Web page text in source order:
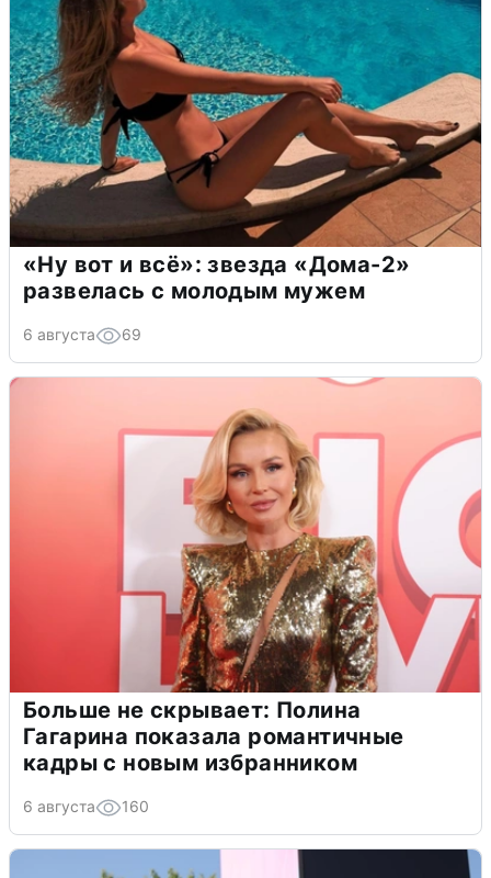
«Ну вот и всё»: звезда «Дома-2»
развелась с молодым мужем
6 августа 69
Больше не скрывает: Полина
Гагарина показала романтичные
кадры с новым избранником
6 августа 160